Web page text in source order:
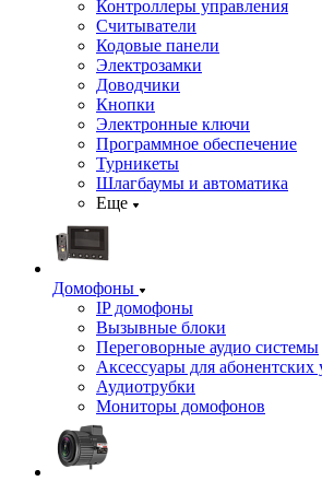
Контроллеры управления
Считыватели
Кодовые панели
Электрозамки
Доводчики
Кнопки
Электронные ключи
Программное обеспечение
Турникеты
Шлагбаумы и автоматика
Еще
Домофоны
IP домофоны
Вызывные блоки
Переговорные аудио системы
Аксессуары для абонентских
Аудиотрубки
Мониторы домофонов